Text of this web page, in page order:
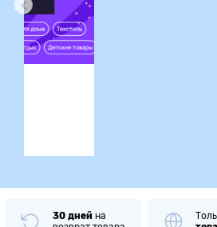
30 дней на